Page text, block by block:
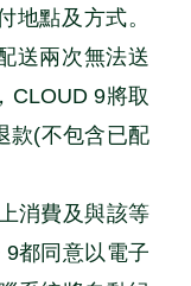
地點及方式。
送兩次無法送
CLOUD 9將取
款(不包含已配
消費及與該等
9都同意以電子